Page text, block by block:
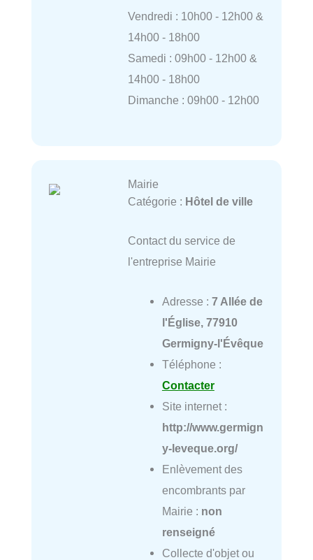
Vendredi : 10h00 - 12h00 &
14h00 - 18h00
Samedi : 09h00 - 12h00 &
14h00 - 18h00
Dimanche : 09h00 - 12h00
Mairie
Catégorie : Hôtel de ville
Contact du service de
l'entreprise Mairie
Adresse : 7 Allée de
l'Église, 77910
Germigny-l'Évêque
Téléphone :
Contacter
Site internet :
http://www.germign
y-leveque.org/
Enlèvement des
encombrants par
Mairie : non
renseigné
Collecte d'objet ou